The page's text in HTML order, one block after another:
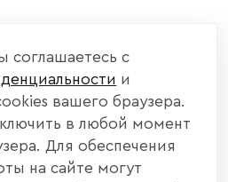
соглашаетесь с
и
вашего браузера.
в любой момент
Для обеспечения
на сайте могут